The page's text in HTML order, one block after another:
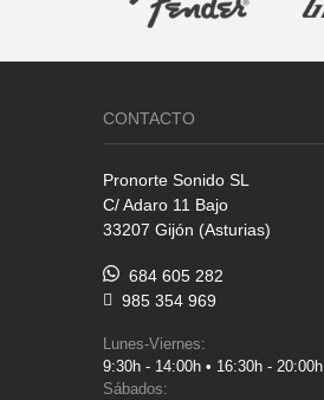
CONTACTO
Pronorte Sonido SL
C/ Adaro 11 Bajo
33207 Gijón (Asturias)
684 605 282
985 354 969
Lunes-Viernes:
9:30h - 14:00h • 16:30h - 20:00h
Sábados: